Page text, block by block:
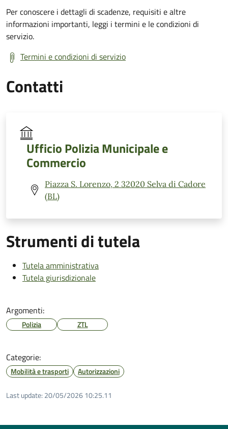
Per conoscere i dettagli di scadenze, requisiti e altre
informazioni importanti, leggi i termini e le condizioni di
servizio.
Termini e condizioni di servizio
Contatti
Ufficio Polizia Municipale e
Commercio
Piazza S. Lorenzo, 2 32020 Selva di Cadore
(BL)
Strumenti di tutela
Tutela amministrativa
Tutela giurisdizionale
Argomenti:
Polizia ZTL
Categorie:
Mobilità e trasporti Autorizzazioni
Last update: 20/05/2026 10:25.11